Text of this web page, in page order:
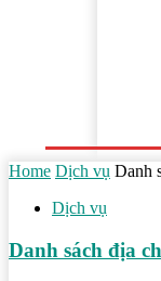
Home Dịch vụ Danh
Dịch vụ
Danh sách địa